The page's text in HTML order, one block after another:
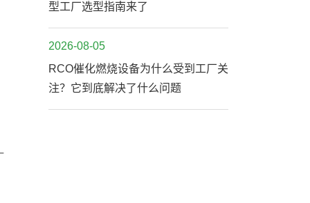
型工厂选型指南来了
2026-08-05
RCO催化燃烧设备为什么受到工厂关
注？它到底解决了什么问题